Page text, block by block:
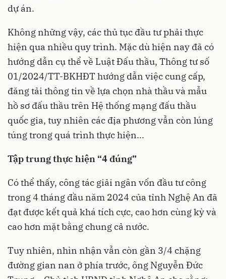
dự án.
Không những vậy, các thủ tục đầu tư phải thực
hiện qua nhiều quy trình. Mặc dù hiện nay đã có
hướng dẫn cụ thể về Luật Đấu thầu, Thông tư số
01/2024/TT-BKHĐT hướng dẫn việc cung cấp,
đăng tải thông tin về lựa chọn nhà thầu và mẫu
hồ sơ đấu thầu trên Hệ thống mạng đấu thầu
quốc gia, tuy nhiên các địa phương vẫn còn lúng
túng trong quá trình thực hiện...
Tập trung thực hiện “4 đúng”
Có thể thấy, công tác giải ngân vốn đầu tư công
trong 4 tháng đầu năm 2024 của tỉnh Nghệ An đã
đạt được kết quả khá tích cực, cao hơn cùng kỳ và
cao hơn mặt bằng chung cả nước.
Tuy nhiên, nhìn nhận vẫn còn gần 3/4 chặng
đường gian nan ở phía trước, ông Nguyễn Đức